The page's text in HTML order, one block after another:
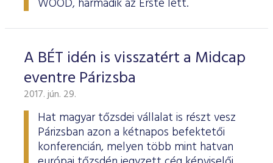
WOOD, harmadik az Erste lett.
A BÉT idén is visszatért a Midcap
eventre Párizsba
2017. jún. 29.
Hat magyar tőzsdei vállalat is részt vesz
Párizsban azon a kétnapos befektetői
konferencián, melyen több mint hatvan